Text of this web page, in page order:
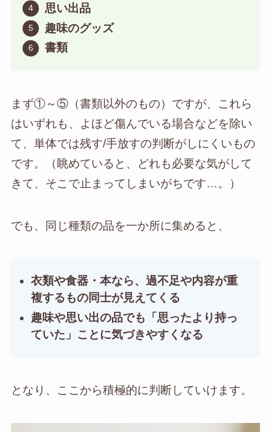
思い出品
趣味のグッズ
書類
まず①～⑤（書類以外のもの）ですが、これら
はいずれも、よほど傷んでいる場合などを除い
て、単体では残す/手放すの判断がしにくいもの
です。（眺めていると、どれも必要な気がして
きて、そこで止まってしまいがちです…。）
でも、同じ種類の品を一か所に集めると、
衣類や食器・本なら、過不足や内容が重
複するもの同士が見えてくる
趣味や思い出の品でも「思ったより持っ
ていた」ことに気づきやすくなる
となり、ここから積極的に判断していけます。